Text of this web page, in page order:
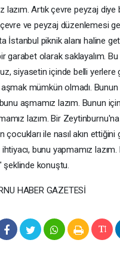
lazım. Artık çevre peyzaj diye
ve peyzaj düzenlemesi
İstanbul piknik alanı haline
garabet olarak saklayalım.
siyasetin içinde belli yerlere
aşmak mümkün olmadı. Bunun
aşmamız lazım. Bunun
lazım. Bir
çocukları ile nasıl akın
bunu yapmamız
şeklinde konuştu.
HABER GAZETESİ